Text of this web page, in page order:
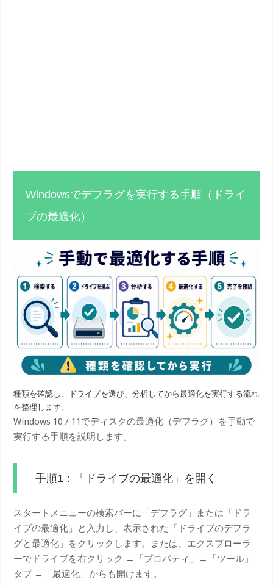
Windowsでデフラグを実行する手順（ドライ
ブの最適化）
種類を確認し、ドライブを選び、分析してから最適化を実行する流れ
を整理します。
Windows 10 / 11でディスクの最適化（デフラグ）を手動で
実行する手順を説明します。
手順1：「ドライブの最適化」を開く
スタートメニューの検索バーに「デフラグ」または「ドラ
イブの最適化」と入力し、表示された「ドライブのデフラ
グと最適化」をクリックします。または、エクスプローラ
ーでドライブを右クリック →「プロパティ」→「ツール」
タブ →「最適化」からも開けます。